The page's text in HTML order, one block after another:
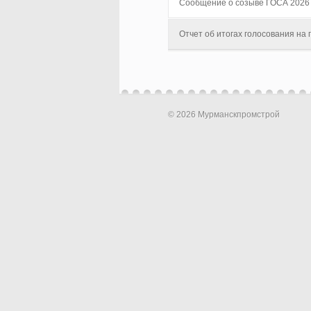
Сообщение о созыве ГОСА 2026
Отчет об итогах голосования
© 2026 Мурманскпромстрой